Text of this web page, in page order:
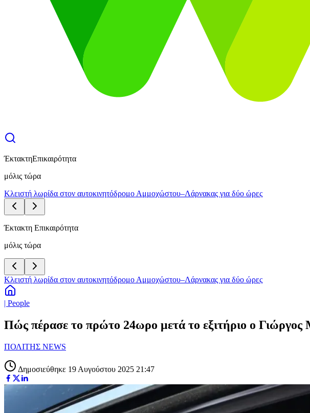
ΈκτακτηΕπικαιρότητα
μόλις τώρα
Κλειστή λωρίδα στον αυτοκινητόδρομο Αμμοχώστου–Λάρνακας για δύο ώρες
Έκτακτη Επικαιρότητα
μόλις τώρα
Κλειστή λωρίδα στον αυτοκινητόδρομο Αμμοχώστου–Λάρνακας για δύο ώρες
| People
Πώς πέρασε το πρώτο 24ωρο μετά το εξιτήριο ο Γιώργος
ΠΟΛΙΤΗΣ NEWS
Δημοσιεύθηκε 19 Αυγούστου 2025 21:47